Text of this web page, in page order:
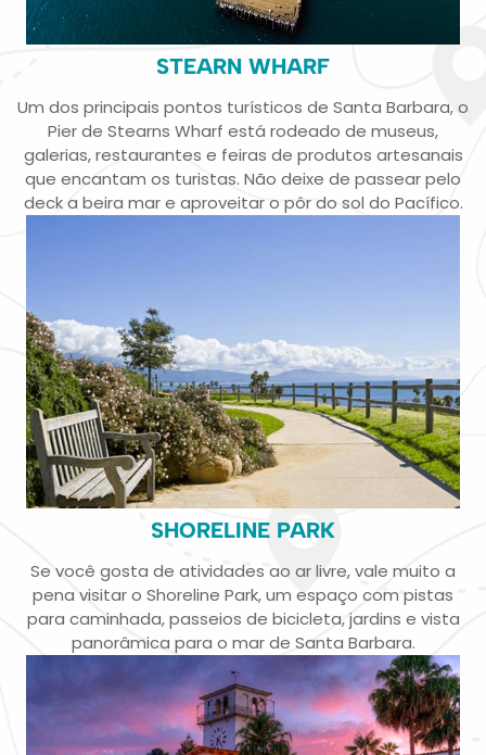
STEARN WHARF
Um dos principais pontos turísticos de Santa Barbara, o
Pier de Stearns Wharf está rodeado de museus,
galerias, restaurantes e feiras de produtos artesanais
que encantam os turistas. Não deixe de passear pelo
deck a beira mar e aproveitar o pôr do sol do Pacífico.
SHORELINE PARK
Se você gosta de atividades ao ar livre, vale muito a
pena visitar o Shoreline Park, um espaço com pistas
para caminhada, passeios de bicicleta, jardins e vista
panorâmica para o mar de Santa Barbara.